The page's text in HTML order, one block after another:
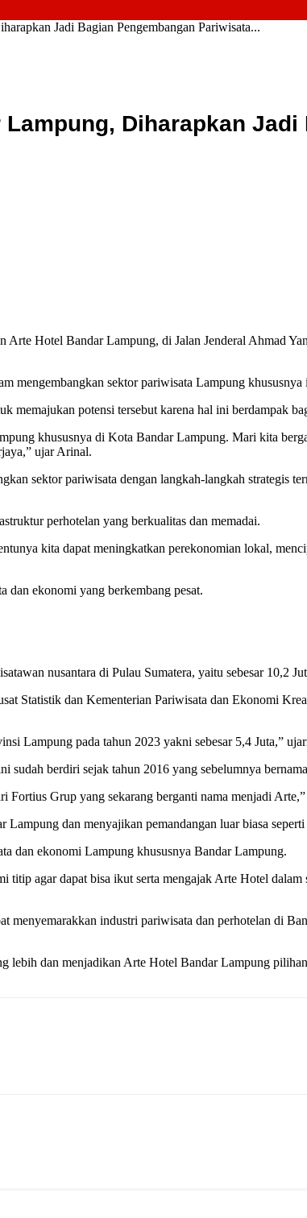
Jadi Bagian Pengembangan Pariwisata...
Diharapkan Jadi
Hotel Bandar Lampung, di Jalan Jenderal Ahmad
mengembangkan sektor pariwisata Lampung khususnya
potensi tersebut karena hal ini berdampak
khususnya di Kota Bandar Lampung. Mari kita
ujar Arinal.
sektor pariwisata dengan langkah-langkah strategis
perhotelan yang berkualitas dan memadai.
kita dapat meningkatkan perekonomian lokal,
ekonomi yang berkembang pesat.
nusantara di Pulau Sumatera, yaitu sebesar 10,2
Statistik dan Kementerian Pariwisata dan Ekonomi
Lampung pada tahun 2023 yakni sebesar 5,4 Juta,”
sudah berdiri sejak tahun 2016 yang sebelumnya
Grup yang sekarang berganti nama menjadi
dan menyajikan pemandangan luar biasa
dan ekonomi Lampung khususnya Bandar Lampung.
agar dapat bisa ikut serta mengajak Arte Hotel
industri pariwisata dan perhotelan di
lebih dan menjadikan Arte Hotel Bandar Lampung